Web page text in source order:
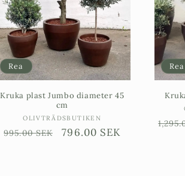
Rea
Kruka plast Jumbo diameter 45
cm
Säljare:
OLIVTRÄDSBUTIKEN
Ordinarie
995.00 SEK Försäljningspris
796.00 SEK
Rea